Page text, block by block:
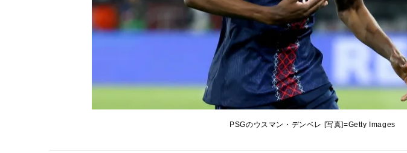
PSGのウスマン・デンベレ [写真]=Getty Images